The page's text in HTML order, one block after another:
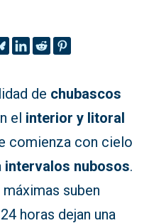
de chubascos
el interior y litoral
comienza con cielo
intervalos nubosos.
suben
horas dejan una